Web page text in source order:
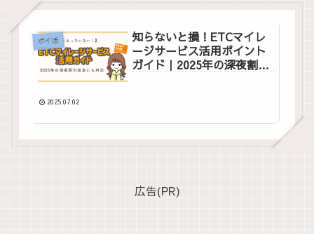
ポイ活
知らないと損！ETCマイレ
ージサービス活用ポイント
ガイド｜2025年の深夜割引
2025.07.02
広告(PR)